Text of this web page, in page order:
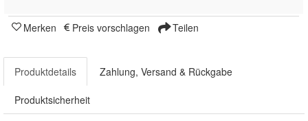
Merken Preis vorschlagen Teilen
Produktdetails Zahlung, Versand & Rückgabe
Produktsicherheit